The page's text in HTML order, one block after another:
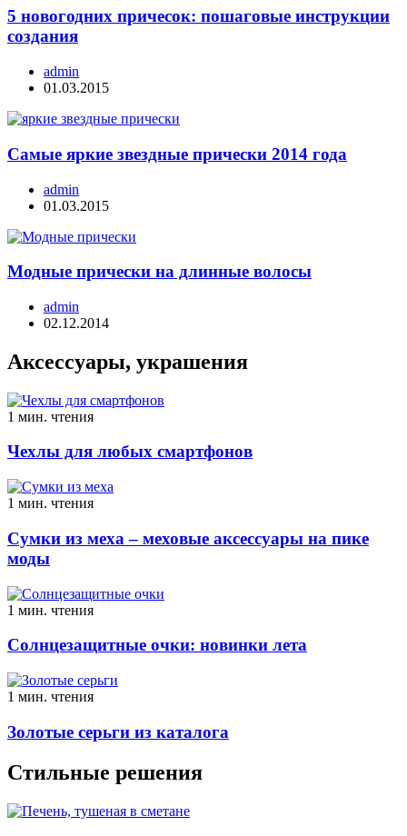
5 новогодних причесок: пошаговые инструкции
создания
admin
01.03.2015
Самые яркие звездные прически 2014 года
admin
01.03.2015
Модные прически на длинные волосы
admin
02.12.2014
Аксессуары, украшения
1 мин. чтения
Чехлы для любых смартфонов
1 мин. чтения
Сумки из меха – меховые аксессуары на пике
моды
1 мин. чтения
Солнцезащитные очки: новинки лета
1 мин. чтения
Золотые серьги из каталога
Стильные решения